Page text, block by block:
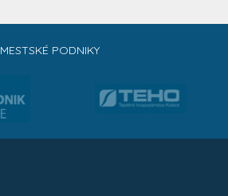
MESTSKÉ PODNIKY